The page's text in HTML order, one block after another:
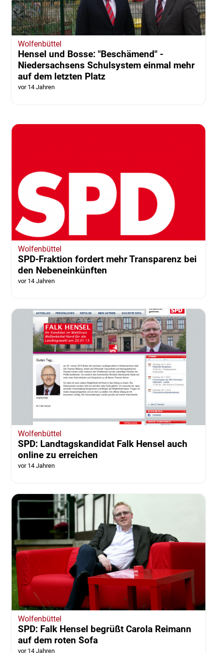
Wolfenbüttel
Hensel und Bosse: "Beschämend" -
Niedersachsens Schulsystem einmal mehr
auf dem letzten Platz
vor 14 Jahren
Wolfenbüttel
SPD-Fraktion fordert mehr Transparenz bei
den Nebeneinkünften
vor 14 Jahren
Wolfenbüttel
SPD: Landtagskandidat Falk Hensel auch
online zu erreichen
vor 14 Jahren
Wolfenbüttel
SPD: Falk Hensel begrüßt Carola Reimann
auf dem roten Sofa
vor 14 Jahren